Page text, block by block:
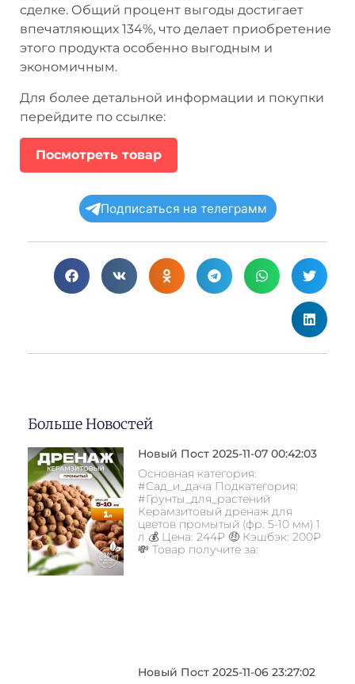
сделке. Общий процент выгоды достигает
впечатляющих 134%, что делает приобретение
этого продукта особенно выгодным и
экономичным.
Для более детальной информации и покупки
перейдите по ссылке:
Посмотреть товар
Подписаться на телеграмм
Больше Новостей
Новый Пост 2025-11-07 00:42:03
Основная категория:
#Сад_и_дача Подкатегория:
#Грунты_для_растений
Керамзитовый дренаж для
цветов промытый (фр. 5-10 мм) 1
л 💰 Цена: 244₽ 🤑 Кэшбэк: 200₽
💸 Товар получите за:
Новый Пост 2025-11-06 23:27:02